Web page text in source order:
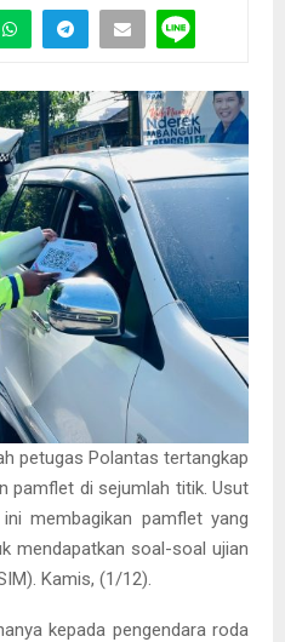
petugas Polantas tertangkap
pamflet di sejumlah titik. Usut
membagikan pamflet yang
mendapatkan soal-soal ujian
Kamis, (1/12).
kepada pengendara roda